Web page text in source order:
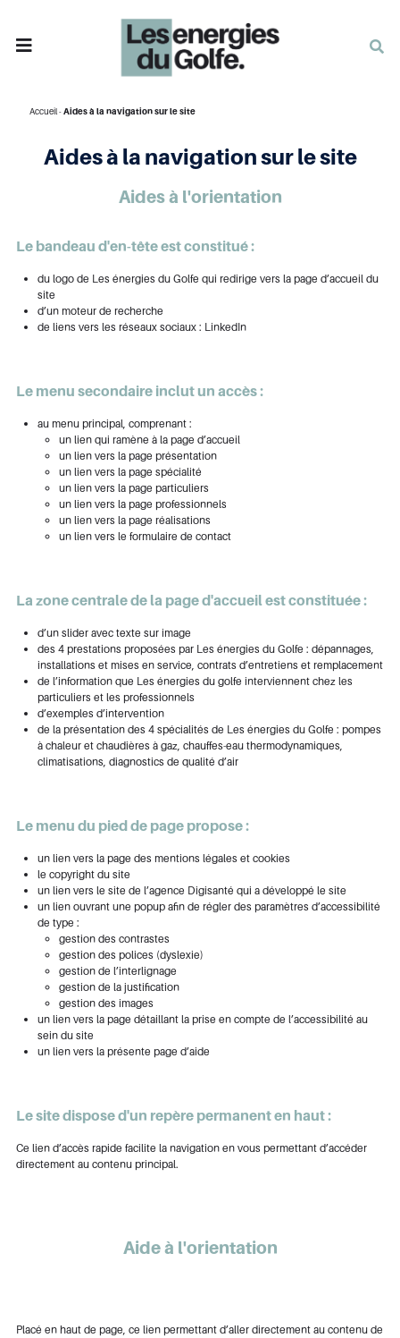
Ouvrir
mobile
Accueil-Aides à la navigation sur le site
Aides à la navigation sur le site
Aides à l'orientation
Le bandeau d'en-tête est constitué :
du logo de Les énergies du Golfe qui redirige vers la page d’accueil du
site
d’un moteur de recherche
de liens vers les réseaux sociaux : LinkedIn
Le menu secondaire inclut un accès :
au menu principal, comprenant :
un lien qui ramène à la page d’accueil
un lien vers la page présentation
un lien vers la page spécialité
un lien vers la page particuliers
un lien vers la page professionnels
un lien vers la page réalisations
un lien vers le formulaire de contact
La zone centrale de la page d'accueil est constituée :
d’un slider avec texte sur image
des 4 prestations proposées par Les énergies du Golfe : dépannages,
installations et mises en service, contrats d’entretiens et remplacement
de l’information que Les énergies du golfe interviennent chez les
particuliers et les professionnels
d’exemples d’intervention
de la présentation des 4 spécialités de Les énergies du Golfe : pompes
à chaleur et chaudières à gaz, chauffes-eau thermodynamiques,
climatisations, diagnostics de qualité d’air
Le menu du pied de page propose :
un lien vers la page des mentions légales et cookies
le copyright du site
un lien vers le site de l’agence Digisanté qui a développé le site
un lien ouvrant une popup afin de régler des paramètres d’accessibilité
de type :
gestion des contrastes
gestion des polices (dyslexie)
gestion de l’interlignage
gestion de la justification
gestion des images
un lien vers la page détaillant la prise en compte de l’accessibilité au
sein du site
un lien vers la présente page d’aide
Le site dispose d'un repère permanent en haut :
Ce lien d’accès rapide facilite la navigation en vous permettant d’accéder
directement au contenu principal.
Aide à l'orientation
Placé en haut de page, ce lien permettant d’aller directement au contenu de